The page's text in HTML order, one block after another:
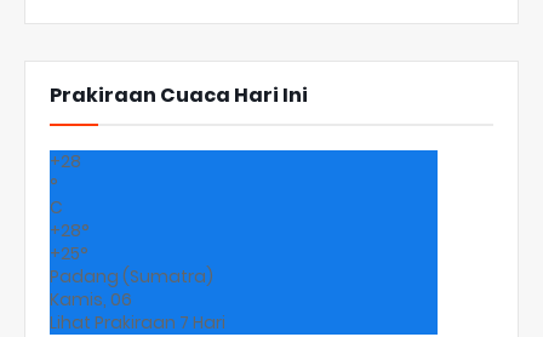
Prakiraan Cuaca Hari Ini
+28
°
C
+28°
+25°
Padang (Sumatra)
Kamis, 06
Lihat Prakiraan 7 Hari